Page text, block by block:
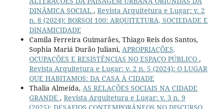
DINÂMICA SOCIAL , Revista Arquitetura e Lugar: v. 2
n. 8 (2024): BORSOI 100: ARQUITETURA, SOCIEDADE E
DINAMICIDADE
Camila Ferreira Guimarães, Thiago Reis dos Santos,
Sophia Mariá Durão Juliani, APROPRIAÇÕES,
OCUPAÇÕES E RESISTÊNCIAS NO ESPAÇO PÚBLICO ,
Revista Arquitetura e Lugar: v. 2 n. 5 (2024): O LUGAR
QUE HABITAMOS: DA CASA À CIDADE
Thalia Almeida, AS RELAÇÕES SOCIAIS NA CIDADE
GRANDE , Revista Arquitetura e Lugar: v. 3 n. 9